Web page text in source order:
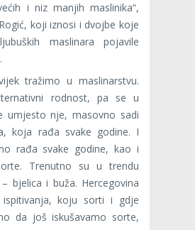
i niz manjih maslinika“,
koji iznosi i dvojbe koje
maslinara pojavile
tražimo u maslinarstvu.
rodnost, pa se u
umjesto nje, masovno sadi
koja rađa svake godine. I
rađa svake godine, kao i
Trenutno su u trendu
bjelica i buža. Hercegovina
koju sorti i gdje
da još iskušavamo sorte,